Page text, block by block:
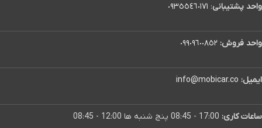
واحد پشتیبانی: ٠٩٣٥٥٤٦٠١٧١
واحد فروش: ٠٩٩٠٩٦٠٠٨٥٢
ایمیل: info@mobicar.co
ساعات کاری: